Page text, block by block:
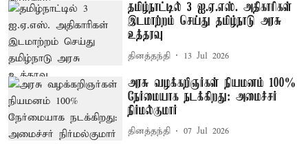
தமிழ்நாட்டில் 3 ஐ.ஏ.எஸ். அதிகாரிகள்
இடமாற்றம் செய்து தமிழ்நாடு அரசு
உத்தரவு
தினத்தந்தி 13 Jul 2026
அரசு வழக்கறிஞர்கள் நியமனம் 100%
நேர்மையாக நடக்கிறது: அமைச்சர்
நிர்மல்குமார்
தினத்தந்தி 07 Jul 2026